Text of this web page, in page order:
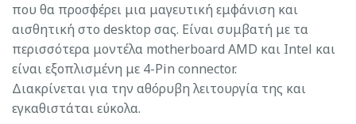
που θα προσφέρει μια μαγευτική εμφάνιση και
αισθητική στο desktop σας. Είναι συμβατή με τα
περισσότερα μοντέλα motherboard AMD και Intel και
είναι εξοπλισμένη με 4-Pin connector.
Διακρίνεται για την αθόρυβη λειτουργία της και
εγκαθιστάται εύκολα.